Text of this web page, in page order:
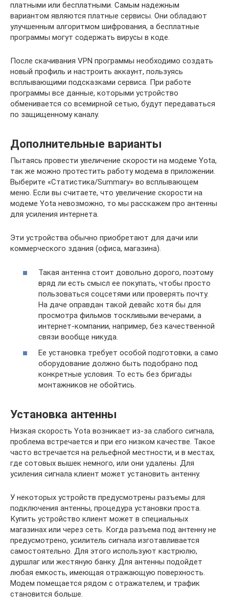
платными или бесплатными. Самым надежным
вариантом являются платные сервисы. Они обладают
улучшенным алгоритмом шифрования, а бесплатные
программы могут содержать вирусы в коде.
После скачивания VPN программы необходимо создать
новый профиль и настроить аккаунт, пользуясь
всплывающими подсказками сервиса. При работе
программы все данные, которыми устройство
обменивается со всемирной сетью, будут передаваться
по защищенному каналу.
Дополнительные варианты
Пытаясь провести увеличение скорости на модеме Yota,
так же можно протестить работу модема в приложении.
Выберите «Статистика/Summary» во всплывающем
меню. Если вы считаете, что увеличение скорости на
модеме Yota невозможно, то мы расскажем про антенны
для усиления интернета.
Эти устройства обычно приобретают для дачи или
коммерческого здания (офиса, магазина).
Такая антенна стоит довольно дорого, поэтому
вряд ли есть смысл ее покупать, чтобы просто
пользоваться соцсетями или проверять почту.
На даче оправдан такой девайс хотя бы для
просмотра фильмов тоскливыми вечерами, а
интернет-компании, например, без качественной
связи вообще никуда.
Ее установка требует особой подготовки, а само
оборудование должно быть подобрано под
конкретные условия. То есть без бригады
монтажников не обойтись.
Установка антенны
Низкая скорость Yota возникает из-за слабого сигнала,
проблема встречается и при его низком качестве. Такое
часто встречается на рельефной местности, и в местах,
где сотовых вышек немного, или они удалены. Для
усиления сигнала клиент может установить антенну.
У некоторых устройств предусмотрены разъемы для
подключения антенны, процедура установки проста.
Купить устройство клиент может в специальных
магазинах или через сеть. Когда разъема под антенну не
предусмотрено, усилитель сигнала изготавливается
самостоятельно. Для этого используют кастрюлю,
дуршлаг или жестяную банку. Для антенны подойдет
любая емкость, имеющая отражающую поверхность.
Модем помещается рядом с отражателем, и трафик
становится больше.